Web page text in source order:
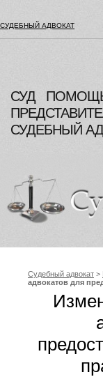
СУДЕБНЫЙ АДВОКАТ
СУД
СУДЕБНЫЙ
Судебный адвокат >
адвокатов для